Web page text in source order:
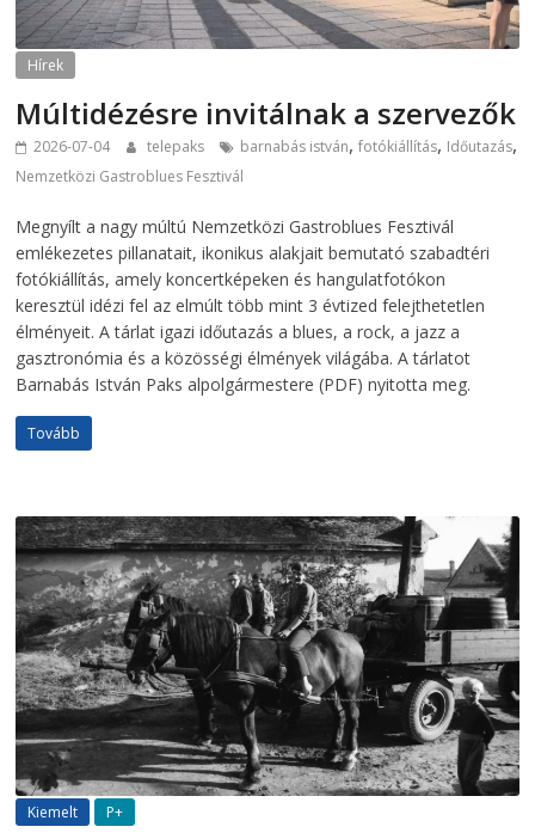
Hírek
Múltidézésre invitálnak a szervezők
2026-07-04 telepaks barnabás istván,fotókiállítás, Időutazás,
Nemzetközi Gastroblues Fesztivál
Megnyílt a nagy múltú Nemzetközi Gastroblues Fesztivál
emlékezetes pillanatait, ikonikus alakjait bemutató szabadtéri
fotókiállítás, amely koncertképeken és hangulatfotókon
keresztül idézi fel az elmúlt több mint 3 évtized felejthetetlen
élményeit. A tárlat igazi időutazás a blues, a rock, a jazz a
gasztronómia és a közösségi élmények világába. A tárlatot
Barnabás István Paks alpolgármestere (PDF) nyitotta meg.
Tovább
Kiemelt P+